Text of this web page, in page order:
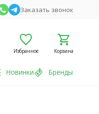
Заказать звонок
Избранное Корзина
Новинки Бренды